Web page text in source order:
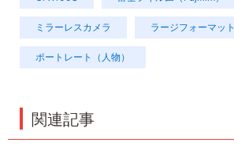
ミラーレスカメラ ラージフォーマット
ポートレート（人物）
関連記事